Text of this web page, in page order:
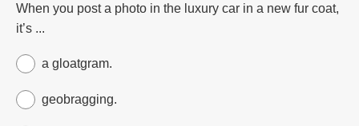
When you post a photo in the luxury car in a new fur coat,
it’s ...
a gloatgram.
geobragging.